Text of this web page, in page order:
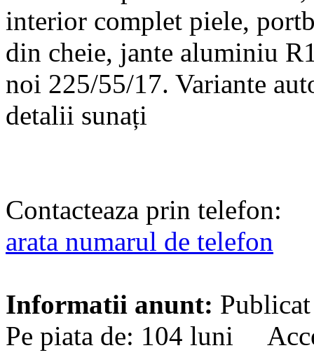
interior complet piele,
din cheie, jante aluminiu
noi 225/55/17. Variante
detalii sunați
Contacteaza prin telefon:
arata numarul de telefon
Informatii anunt:
Pe piata de: 104 luni